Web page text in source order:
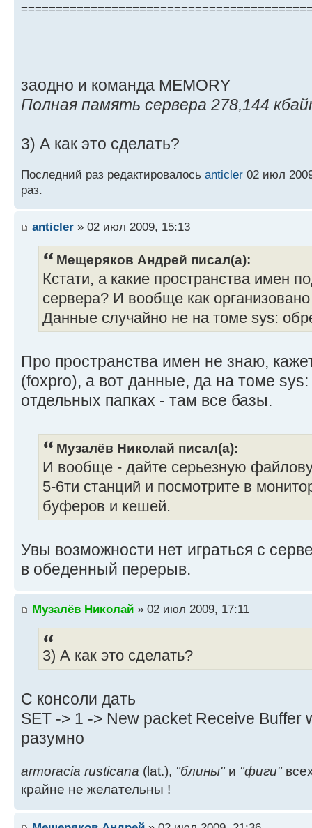
заодно и команда MEMORY
Полная память сервера 278,144
3) А как это сделать?
Последний раз редактировалось anticler 02 июл
раз.
anticler » 02 июл 2009, 15:13
Мещеряков Андрей писал(а):
Кстати, а какие пространства имен
сервера? И вообще как
Данные случайно не на томе sys:
Про пространства имен не знаю,
(foxpro), а вот данные, да на томе
отдельных папках - там все базы.
Музалёв Николай писал(а):
И вообще - дайте серьезную
5-6ти станций и посмотрите в
буферов и кешей.
Увы возможности нет играться с
в обеденный перерыв.
Музалёв Николай » 02 июл 2009, 17:11
3) А как это сделать?
С консоли дать
SET -> 1 -> New packet Receive Buffer
разумно
armoracia rusticana (lat.), "блины"и "фиги"
крайне не желательны !